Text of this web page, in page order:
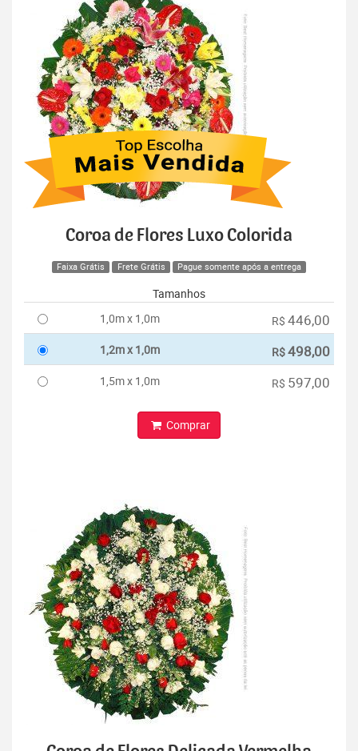
Coroa de Flores Luxo Colorida
Faixa Grátis Frete Grátis Pague somente após a entrega
Tamanhos
1,0m x 1,0m
R$ 446,00
1,2m x 1,0m R$498,00
1,5m x 1,0m R$ 597,00
Comprar